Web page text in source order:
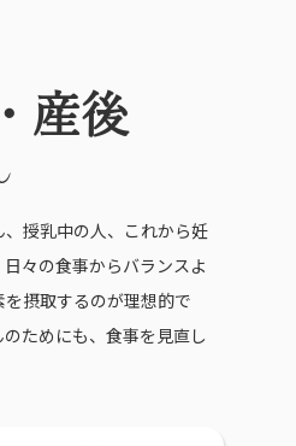
産後
授乳中の人、これから妊
々の食事からバランスよ
摂取するのが理想的で
ためにも、食事を見直し